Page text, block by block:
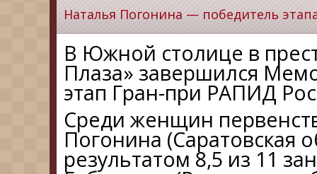
Наталья Погонина — победитель
В Южной столице в
Плаза» завершился
этап Гран-при РАПИД
Среди женщин
Погонина (Саратовская
результатом 8,5 из 11